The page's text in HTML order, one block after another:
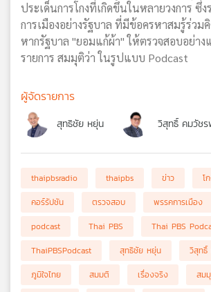
ประเด็นการโกงที่เกิดขึ้นในหลายวงการ ซึ่ง
การเมืองอย่างรัฐบาล ที่มีข้อครหาสมรู้ร่วม
หากรัฐบาล "ยอมแก้ผ้า" ให้ตรวจสอบอย่าง
รายการ สมมุติว่า ในรูปแบบ Podcast
ผู้จัดรายการ
สุทธิชัย หยุ่น วิสุทธิ์ คมวัช
thaipbsradio thaipbs ข่าว
โ
คอร์รัปชัน
ตรวจสอบ พรรคการเมือง
podcast
Thai PBS
Thai PBS
ThaiPBSPodcast
สุทธิชัย หยุ่น
วิสุท
ภูมิใจไทย
สมมติ เรื่องจริง สม